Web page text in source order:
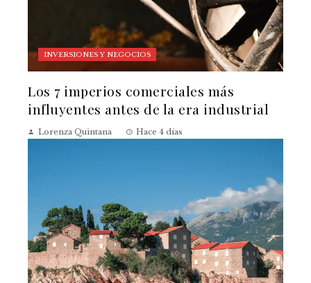
INVERSIONES Y NEGOCIOS
Los 7 imperios comerciales más
influyentes antes de la era industrial
Lorenza Quintana Hace 4 días